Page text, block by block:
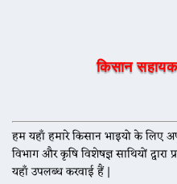
किसान
हम यहाँ हमारे किसान भाइयो के लिए
विभाग और कृषि विशेषज्ञ साथियों
यहाँ उपलब्ध करवाई हैं |